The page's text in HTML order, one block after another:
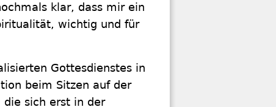
klar, dass mir ein
wichtig und für
Gottesdienstes in
beim Sitzen auf der
die sich erst in der